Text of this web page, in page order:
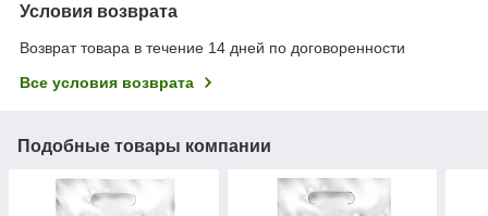
Условия возврата
Возврат товара в течение 14 дней по договоренности
Все условия возврата
Подобные товары компании